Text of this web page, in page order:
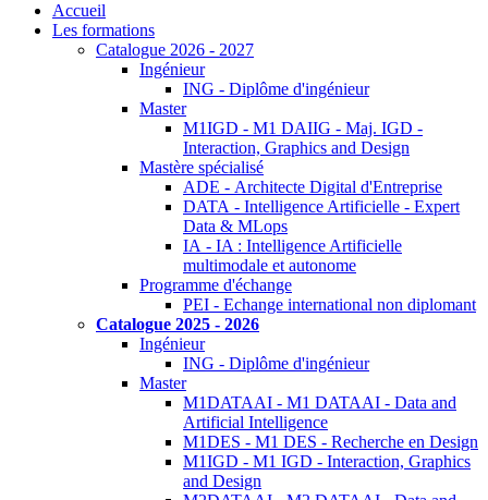
Accueil
Les formations
Catalogue 2026 - 2027
Ingénieur
ING - Diplôme d'ingénieur
Master
M1IGD - M1 DAIIG - Maj. IGD -
Interaction, Graphics and Design
Mastère spécialisé
ADE - Architecte Digital d'Entreprise
DATA - Intelligence Artificielle - Expert
Data & MLops
IA - IA : Intelligence Artificielle
multimodale et autonome
Programme d'échange
PEI - Echange international non diplomant
Catalogue 2025 - 2026
Ingénieur
ING - Diplôme d'ingénieur
Master
M1DATAAI - M1 DATAAI - Data and
Artificial Intelligence
M1DES - M1 DES - Recherche en Design
M1IGD - M1 IGD - Interaction, Graphics
and Design